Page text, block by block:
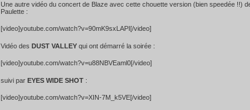
Une autre vidéo du concert de Blaze avec cette chouette version (bien speedée !!)
Paulette :
[video]youtube.com/watch?v=90mK9sxLAPI[/video]
Vidéo des DUST VALLEY qui ont démarré la soirée :
[video]youtube.com/watch?v=u88NBVEaml0[/video]
suivi par EYES WIDE SHOT :
[video]youtube.com/watch?v=XIN-7M_k5VE[/video]